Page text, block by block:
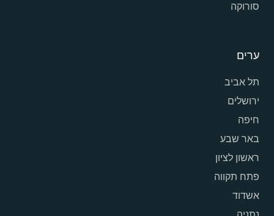
סורוקה
ערים
תל אביב
ירושלים
חיפה
באר שבע
ראשון לציון
פתח תקווה
אשדוד